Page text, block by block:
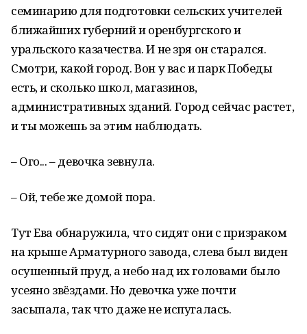
семинарию для подготовки сельских учителей
ближайших губерний и оренбургского и
уральского казачества. И не зря он старался.
Смотри, какой город. Вон у вас и парк Победы
есть, и сколько школ, магазинов,
административных зданий. Город сейчас растет,
и ты можешь за этим наблюдать.
– Ого... – девочка зевнула.
– Ой, тебе же домой пора.
Тут Ева обнаружила, что сидят они с призраком
на крыше Арматурного завода, слева был виден
осушенный пруд, а небо над их головами было
усеяно звёздами. Но девочка уже почти
засыпала, так что даже не испугалась.